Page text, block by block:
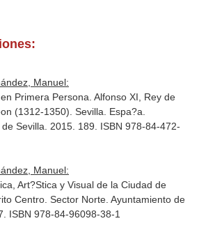
Manuel:
Primera Persona. Alfonso XI, Rey de
(1312-1350). Sevilla. Espa?a.
Sevilla. 2015. 189. ISBN 978-84-472-
Manuel:
Art?Stica y Visual de la Ciudad de
Centro. Sector Norte. Ayuntamiento de
ISBN 978-84-96098-38-1